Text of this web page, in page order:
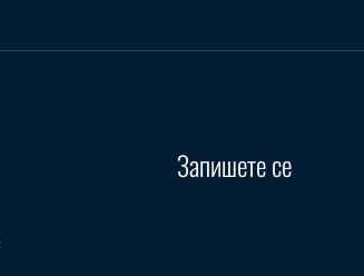
Запишете се